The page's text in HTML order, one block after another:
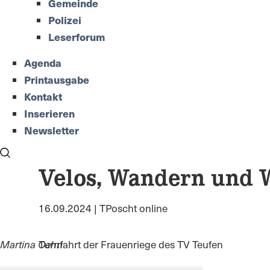
Gemeinde
Polizei
Leserforum
Agenda
Printausgabe
Kontakt
Inserieren
Newsletter
Velos, Wandern und
16.09.2024 | TPoscht online
Turnfahrt der Frauenriege des TV Teufen
Martina Oehri